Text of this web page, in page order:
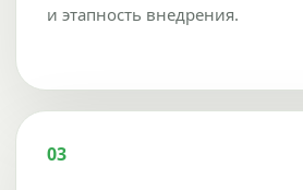
и этапность внедрения.
03